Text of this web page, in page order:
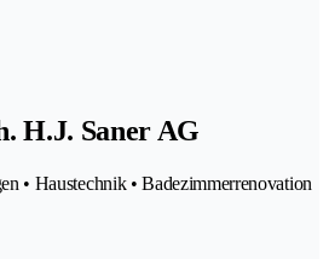
H.J. Saner AG
• Haustechnik • Badezimmerrenovation